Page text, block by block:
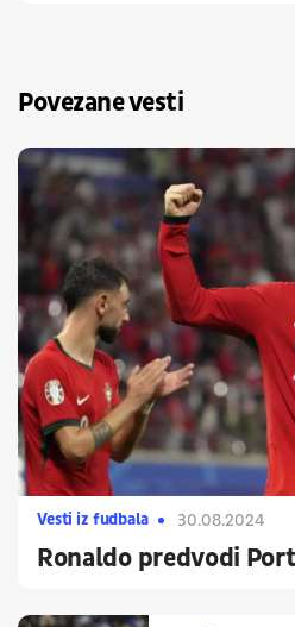
Povezane vesti
Vesti iz fudbala 30.08.2024
Ronaldo predvodi